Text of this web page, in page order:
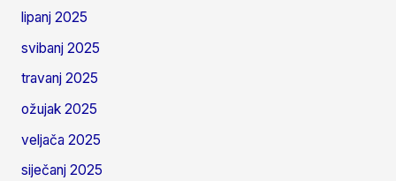
lipanj 2025
svibanj 2025
travanj 2025
ožujak 2025
veljača 2025
siječanj 2025